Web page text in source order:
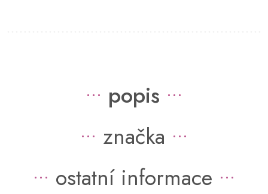
popis
značka
ostatní informace